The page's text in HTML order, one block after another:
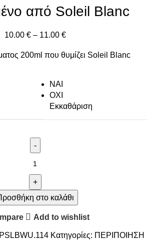
από Soleil Blanc
10.00 € – 11.00 €
200ml που θυμίζει Soleil Blanc
NAI
ΟΧΙ
Εκκαθάριση
στο καλάθι
Add to wishlist
PSLBWU.114 Κατηγορίες: ΠΕΡΙΠΟΙΗΣΗ